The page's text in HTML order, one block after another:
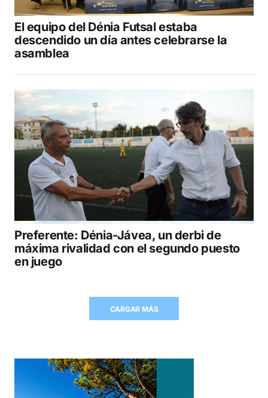
El equipo del Dénia Futsal estaba
descendido un día antes celebrarse la
asamblea
Preferente: Dénia-Jávea, un derbi de
máxima rivalidad con el segundo puesto
en juego
CARGAR MÁS